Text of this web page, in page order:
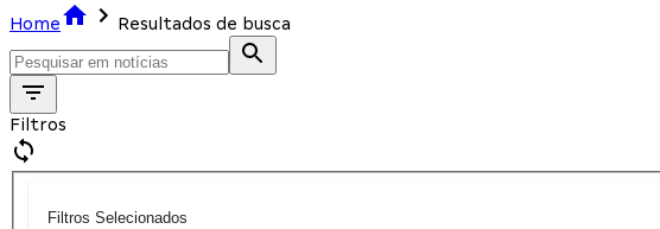
Home
Resultados de busca
Filtros
Filtros Selecionados